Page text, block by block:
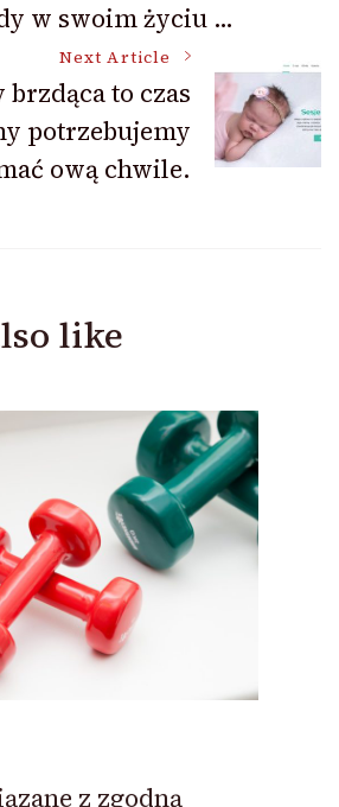
w swoim życiu …
Next Article
to czas
potrzebujemy
ową chwile.
like
z zgodną